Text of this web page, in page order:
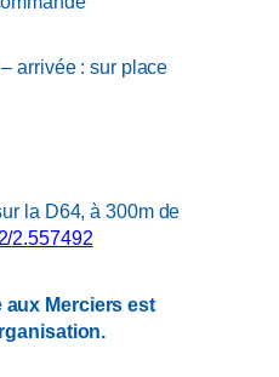
arrivée : sur place
la D64, à 300m de
2.557492
aux Merciers est